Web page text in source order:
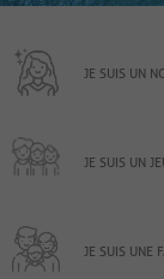
JE SUIS UN
JE SUIS UN
JE SUIS UNE